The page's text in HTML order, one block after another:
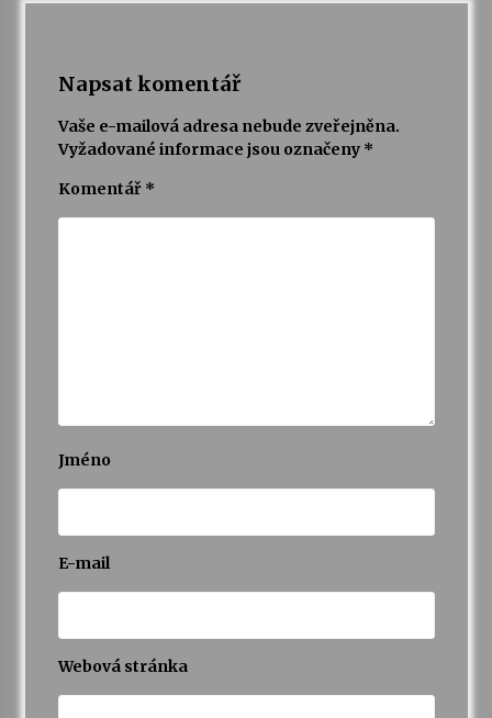
Napsat komentář
Vaše e-mailová adresa nebude zveřejněna.
Vyžadované informace jsou označeny *
Komentář *
Jméno
E-mail
Webová stránka